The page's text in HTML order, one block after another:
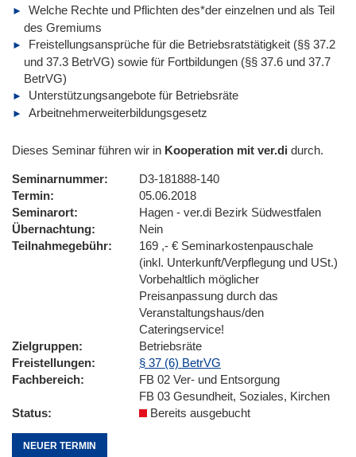
Welche Rechte und Pflichten des*der einzelnen und als Teil
des Gremiums
Freistellungsansprüche für die Betriebsratstätigkeit (§§ 37.2
und 37.3 BetrVG) sowie für Fortbildungen (§§ 37.6 und 37.7
BetrVG)
Unterstützungsangebote für Betriebsräte
Arbeitnehmerweiterbildungsgesetz
Dieses Seminar führen wir in Kooperation mit ver.di durch.
Seminarnummer
D3-181888-140
Termin
05.06.2018
Seminarort
Hagen - ver.di Bezirk Südwestfalen
Übernachtung
Nein
Teilnahmegebühr
169 ,- € Seminarkostenpauschale
(inkl. Unterkunft/Verpflegung und USt.)
Vorbehaltlich möglicher
Preisanpassung durch das
Veranstaltungshaus/den
Cateringservice!
Zielgruppen
Betriebsräte
Freistellungen
§ 37 (6) BetrVG
Fachbereich
FB 02 Ver- und Entsorgung
FB 03 Gesundheit, Soziales, Kirchen
Status
Bereits ausgebucht
NEUER TERMIN